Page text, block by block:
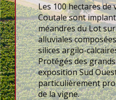
Les 100 hectares de
Coutale sont
méandres du Lot
alluviales
silices argilo-
Protégés des
exposition Sud
particulièrement
de la vigne.